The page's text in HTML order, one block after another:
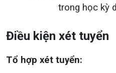
trong học kỳ
Điều kiện xét tuyển
Tổ hợp xét tuyển: